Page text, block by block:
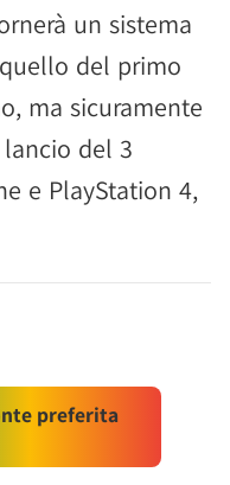
un sistema
del primo
ma sicuramente
del 3
e PlayStation 4,
preferita